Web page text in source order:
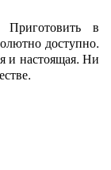
в
доступно.
и настоящая. Ни